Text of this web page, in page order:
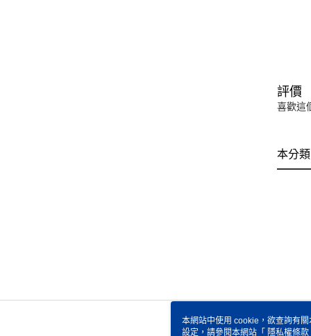
評價
喜歡這
本分
本網站中使用 cookie，欲查詢有
設定，請參閱本網站「 隱私權條款